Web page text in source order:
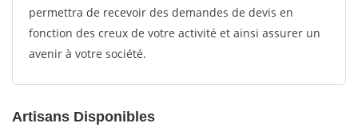
permettra de recevoir des demandes de devis en
fonction des creux de votre activité et ainsi assurer un
avenir à votre société.
Artisans Disponibles